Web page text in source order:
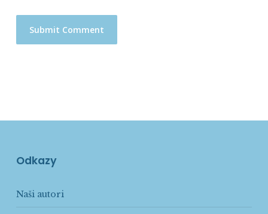
Odkazy
Naši autori